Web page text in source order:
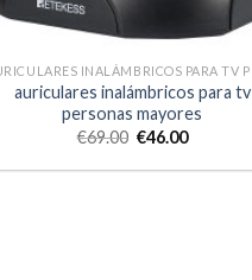
auriculares inalámbricos para tv
personas mayores
€69.00 €46.00